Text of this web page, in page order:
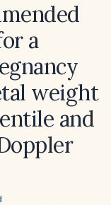
a
weight
and